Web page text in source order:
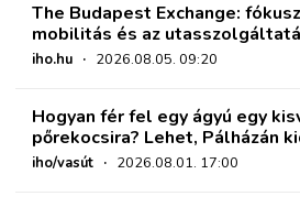
The Budapest Exchange:
mobilitás és az
iho.hu · 2026.08.05. 09:20
Hogyan fér fel egy ágyú egy
pőrekocsira? Lehet, Pálházán
iho/vasút · 2026.08.01. 17:00